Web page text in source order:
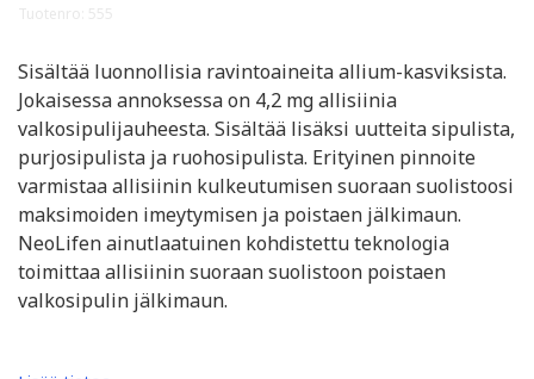
Sisältää luonnollisia ravintoaineita allium-kasviksista.
Jokaisessa annoksessa on 4,2 mg allisiinia
valkosipulijauheesta. Sisältää lisäksi uutteita sipulista,
purjosipulista ja ruohosipulista. Erityinen pinnoite
varmistaa allisiinin kulkeutumisen suoraan suolistoosi
maksimoiden imeytymisen ja poistaen jälkimaun.
NeoLifen ainutlaatuinen kohdistettu teknologia
toimittaa allisiinin suoraan suolistoon poistaen
valkosipulin jälkimaun.